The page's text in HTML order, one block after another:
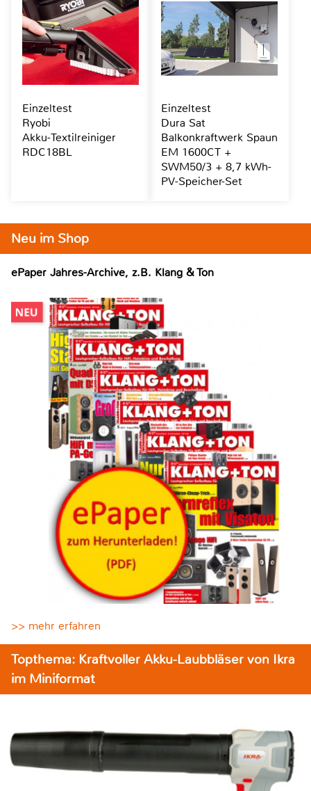
Neu im Shop
ePaper Jahres-Archive, z.B. Klang & Ton
>> mehr erfahren
Topthema: Kraftvoller Akku-Laubbläser von Ikra
im Miniformat
Einzeltest
Ryobi
Akku-Textilreiniger
RDC18BL
Einzeltest
Dura Sat
Balkonkraftwerk Spaun
EM 1600CT +
SWM50/3 + 8,7 kWh-
PV-Speicher-Set